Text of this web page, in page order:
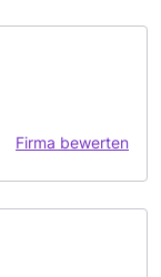
Firma bewerten